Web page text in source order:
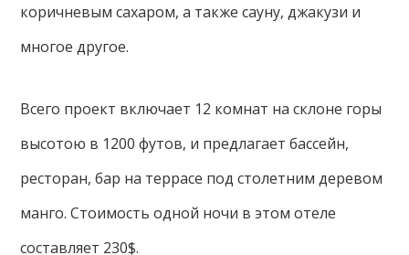
коричневым сахаром, а также сауну, джакузи и
многое другое.
Всего проект включает 12 комнат на склоне горы
высотою в 1200 футов, и предлагает бассейн,
ресторан, бар на террасе под столетним деревом
манго. Стоимость одной ночи в этом отеле
составляет 230$.